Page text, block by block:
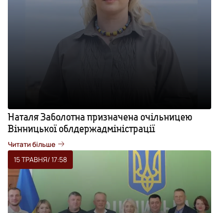
Наталя Заболотна призначена очільницею
Вінницької облдержадміністрації
Читати більше
15 ТРАВНЯ/ 17:58